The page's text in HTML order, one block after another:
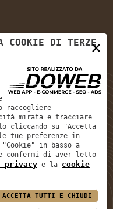
|REA: VR426551|
×
COOKIE DI TERZE
raccogliere
mirata e tracciare
su "Accetta
tue preferenze in
in basso a
confermi di aver letto
privacy e la cookie
ACCETTA TUTTI E CHIUDI